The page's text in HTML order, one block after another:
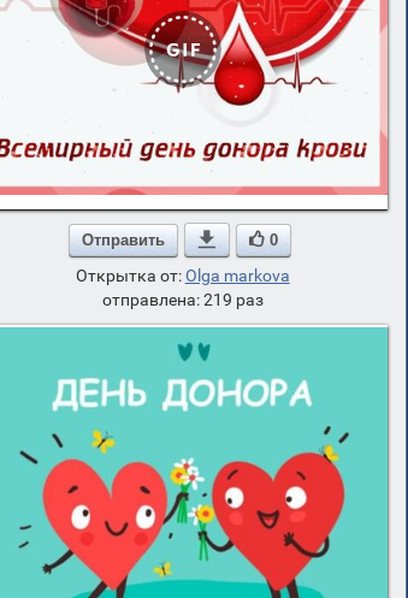
Отправить  0
Открытка от:Olga markova
отправлена: 219 раз